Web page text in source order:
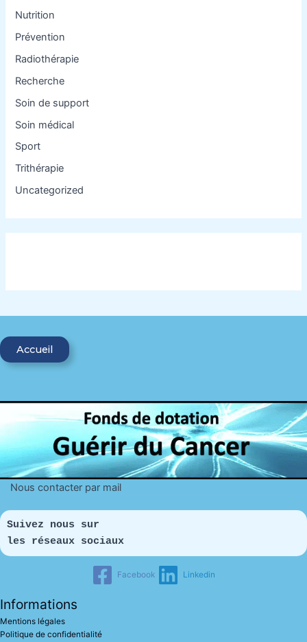
Nutrition
Prévention
Radiothérapie
Recherche
Soin de support
Soin médical
Sport
Trithérapie
Uncategorized
Accueil
Nous contacter par mail
Suivez nous sur
les réseaux sociaux
Facebook Linkedin
Informations
Mentions légales
Politique de confidentialité